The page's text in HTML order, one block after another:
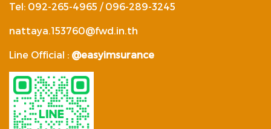
Tel: 092-265-4965 / 096-289-3245
nattaya.153760@fwd.in.th
Line Official : @easyimsurance